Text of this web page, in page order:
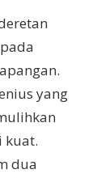
yang
kuat.
dua